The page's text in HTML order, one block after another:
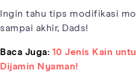
Ingin tahu tips modifikasi
sampai akhir, Dads!
Baca Juga: 10 Jenis Kain
Dijamin Nyaman!